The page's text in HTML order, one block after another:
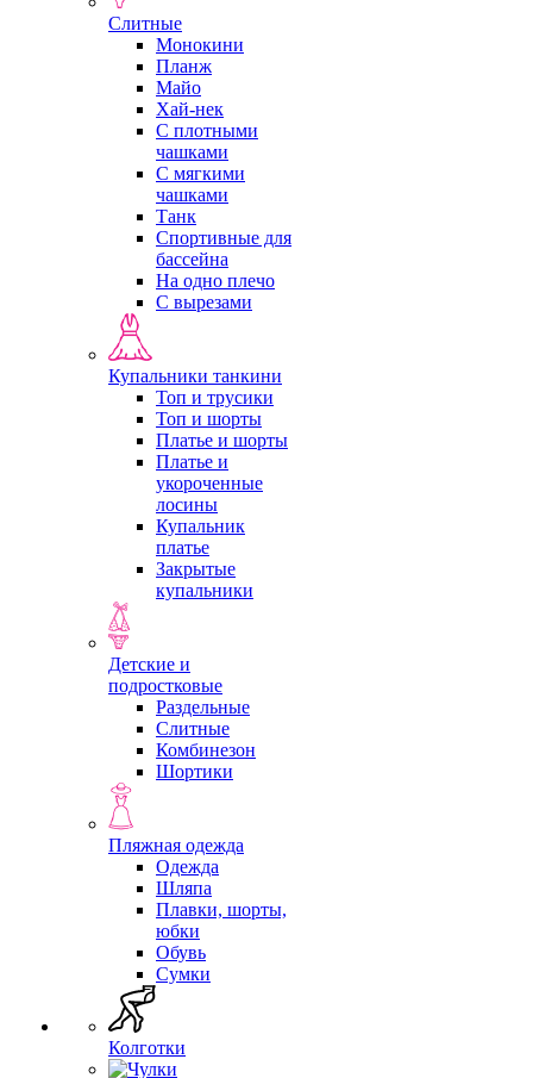
Слитные
Монокини
Планж
Майо
Хай-нек
С плотными
чашками
С мягкими
чашками
Танк
Спортивные для
бассейна
На одно плечо
С вырезами
Купальники танкини
Топ и трусики
Топ и шорты
Платье и шорты
Платье и
укороченные
лосины
Купальник
платье
Закрытые
купальники
Детские и
подростковые
Раздельные
Слитные
Комбинезон
Шортики
Пляжная одежда
Одежда
Шляпа
Плавки, шорты,
юбки
Обувь
Сумки
Колготки